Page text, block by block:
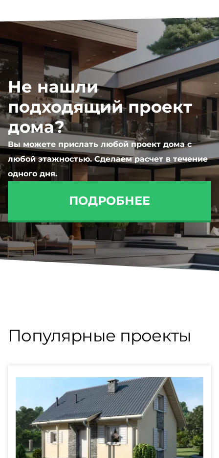
Не нашли
подходящий проект
дома?
Вы можете прислать любой проект дома с
любой этажностью. Сделаем расчет в течение
одного дня.
ПОДРОБНЕЕ
Популярные проекты